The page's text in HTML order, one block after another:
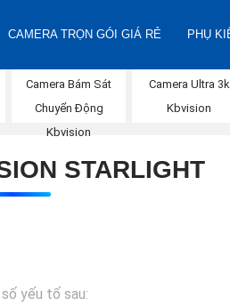
CAMERA TRỌN GÓI GIÁ RẺ PHỤ
Camera Bám Sát
Chuyển Động
Kbvision
Camera Ultra 3k
Kbvision
STARLIGHT
yếu tố sau: